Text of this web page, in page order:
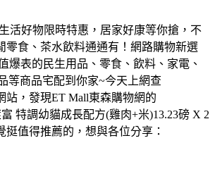
活好物限時特惠，居家好康等你搶，不
零食、茶水飲料通通有！網路購物新選
爆表的民生用品、零食、飲料、家電、
等商品宅配到你家~今天上網查
站，發現ET Mall東森購物網的
富 特調幼貓成長配方(雞肉+米)13.23磅 X 2
挺值得推薦的，想與各位分享：